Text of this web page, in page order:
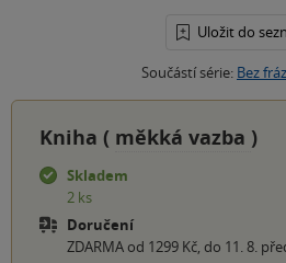
Uložit do
Součástí série: Bez
Kniha ( měkká vazba )
Skladem
2 ks
Doručení
ZDARMA od 1299 Kč, do 11. 8.